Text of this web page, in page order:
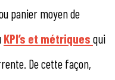
panier moyen de
KPI’s et métriques qui
De cette façon,